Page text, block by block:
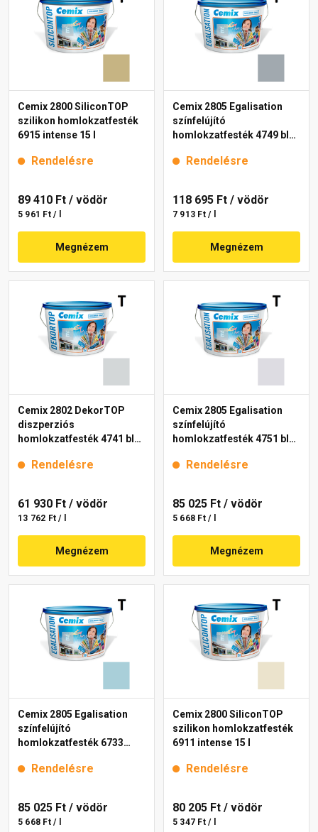
Cemix 2800 SiliconTOP
szilikon homlokzatfesték
6915 intense 15 l
Rendelésre
89 410 Ft / vödör
5 961 Ft / l
Megnézem
Cemix 2805 Egalisation
színfelújító
homlokzatfesték 4749 blue
Rendelésre
118 695 Ft / vödör
7 913 Ft / l
Megnézem
Cemix 2802 DekorTOP
diszperziós
homlokzatfesték 4741 blue
Rendelésre
61 930 Ft / vödör
13 762 Ft / l
Megnézem
Cemix 2805 Egalisation
színfelújító
homlokzatfesték 4751 blue
Rendelésre
85 025 Ft / vödör
5 668 Ft / l
Megnézem
Cemix 2805 Egalisation
színfelújító
homlokzatfesték 6733
Rendelésre
85 025 Ft / vödör
5 668 Ft / l
Cemix 2800 SiliconTOP
szilikon homlokzatfesték
6911 intense 15 l
Rendelésre
80 205 Ft / vödör
5 347 Ft / l